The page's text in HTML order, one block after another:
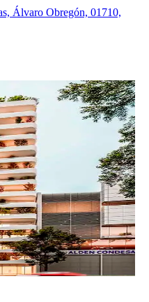
Álvaro Obregón, 01710,